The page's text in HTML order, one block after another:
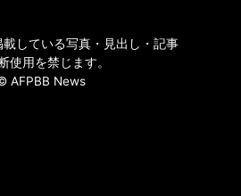
している写真・見出し・記事
使用を禁じます。
AFPBB News